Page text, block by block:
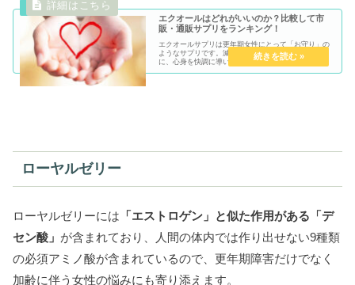
エクオールはどれがいいのか？比較して市
販・通販サプリをランキング！
エクオールサプリは更年期女性にとって「お守り」の
ようなサプリです。減少した女性ホルモンの代わり
に、心身を快調に導いて、美容効果も期待できるエク
ローヤルゼリー
ローヤルゼリーには 「エストロゲン」と似た作用がある「デ
セン酸」 が含まれており、人間の体内では作り出せない9種類
の必須アミノ酸が含まれているので、更年期障害だけでなく
加齢に伴う女性の悩みにも寄り添えます。